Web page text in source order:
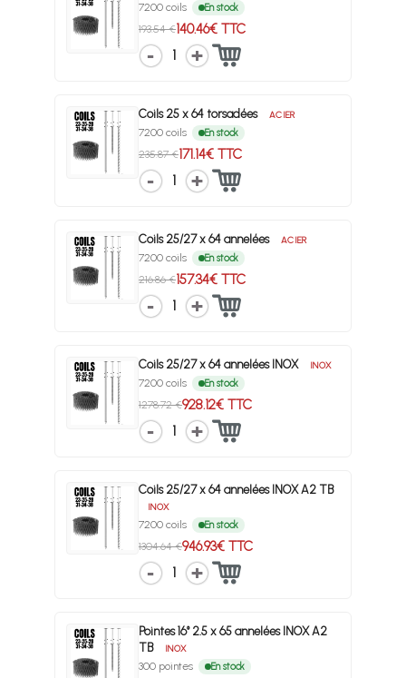
7200 coils En stock
193.54 €140.46€ TTC
1
Coils 25 x 64 torsadées ACIER
7200 coils En stock
235.87 €171.14€ TTC
1
Coils 25/27 x 64 annelées ACIER
7200 coils En stock
216.86 €157.34€ TTC
1
Coils 25/27 x 64 annelées INOX INOX
7200 coils En stock
1278.72 €928.12€ TTC
1
Coils 25/27 x 64 annelées INOX A2 TB
INOX
7200 coils En stock
1304.64 €946.93€ TTC
1
Pointes 16° 2.5 x 65 annelées INOX A2
TB
INOX
300 pointes En stock